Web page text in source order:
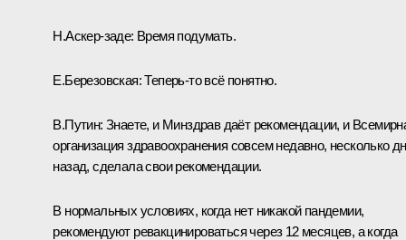
Н.Аскер-заде: Время подумать.
Е.Березовская:Теперь-то всё понятно.
В.Путин: Знаете, и Минздрав даёт рекомендации, и
организация здравоохранения совсем недавно, несколько
назад, сделала свои рекомендации.
В нормальных условиях, когда нет никакой пандемии,
рекомендуют ревакцинироваться через 12 месяцев, а когда